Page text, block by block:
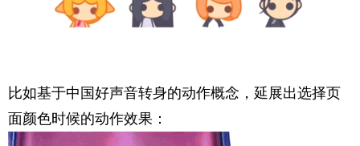
比如基于中国好声音转身的动作概念，延展出选择页
面颜色时候的动作效果：